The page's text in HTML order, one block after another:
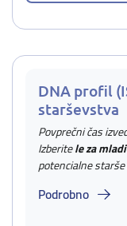
DNA profil
starševstva
Povprečni čas
Izberitele za
potencialne
Podrobno